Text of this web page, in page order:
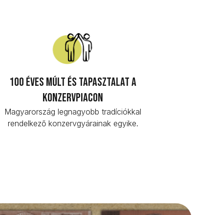
100 éves múlt és tapasztalat a
konzervpiacon
Magyarország legnagyobb tradíciókkal
rendelkező konzervgyárainak egyike.